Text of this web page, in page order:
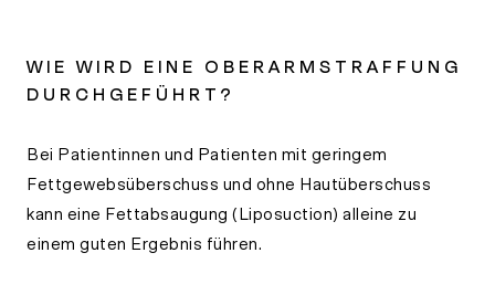
WIE WIRD EINE OBERARMSTRAFFUNG
DURCHGEFÜHRT?
Bei Patientinnen und Patienten mit geringem
Fettgewebsüberschuss und ohne Hautüberschuss
kann eine Fettabsaugung (Liposuction) alleine zu
einem guten Ergebnis führen.